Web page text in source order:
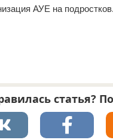
АУЕ на подростков.
статья?